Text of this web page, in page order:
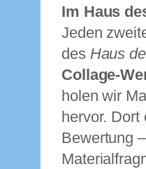
Im Haus
Jeden
des Haus
Collage-
holen wir
hervor.
Bewertung